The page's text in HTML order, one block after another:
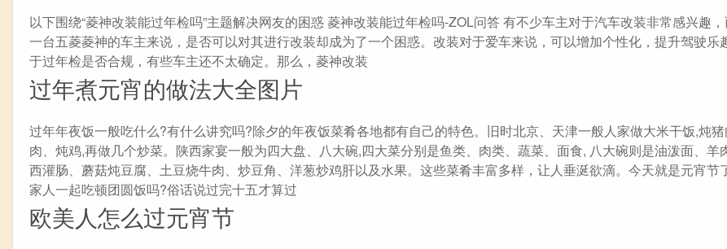
以下围绕“菱神改装能过年检吗”主题解决网友的困惑 菱神改装能过年检吗-ZOL问答 有不少车主对于汽车改装非常感兴趣
一台五菱菱神的车主来说，是否可以对其进行改装却成为了一个困惑。改装对于爱车来说，可以增加个性化，提升驾驶乐
于过年检是否合规，有些车主还不太确定。那么，菱神改装
过年煮元宵的做法大全图片
过年年夜饭一般吃什么?有什么讲究吗?除夕的年夜饭菜肴各地都有自己的特色。旧时北京、天津一般人家做大米干饭,炖
肉、炖鸡,再做几个炒菜。陕西家宴一般为四大盘、八大碗,四大菜分别是鱼类、肉类、蔬菜、面食, 八大碗则是油泼面、羊
西灌肠、蘑菇炖豆腐、土豆烧牛肉、炒豆角、洋葱炒鸡肝以及水果。这些菜肴丰富多样，让人垂涎欲滴。今天就是元宵节
家人一起吃顿团圆饭吗?俗话说过完十五才算过
欧美人怎么过元宵节